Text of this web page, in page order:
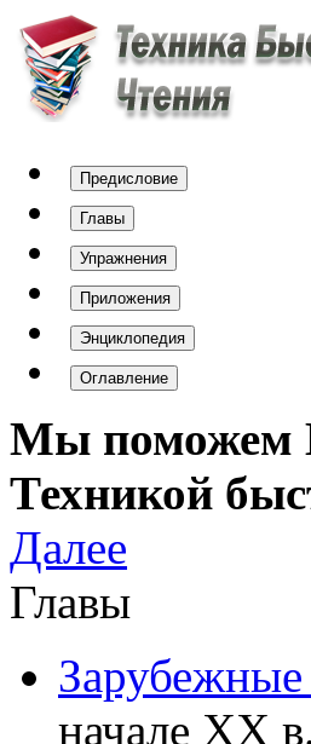
Предисловие
Главы
Упражнения
Приложения
Энциклопедия
Оглавление
Мы поможем
Техникой
Далее
Главы
начале XX